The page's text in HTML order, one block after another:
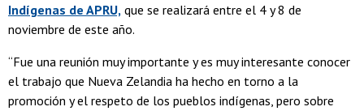
Indígenas de APRU, que se realizará entre el 4 y 8 de
noviembre de este año.
“Fue una reunión muy importante y es muy interesante conocer
el trabajo que Nueva Zelandia ha hecho en torno a la
promoción y el respeto de los pueblos indígenas, pero sobre